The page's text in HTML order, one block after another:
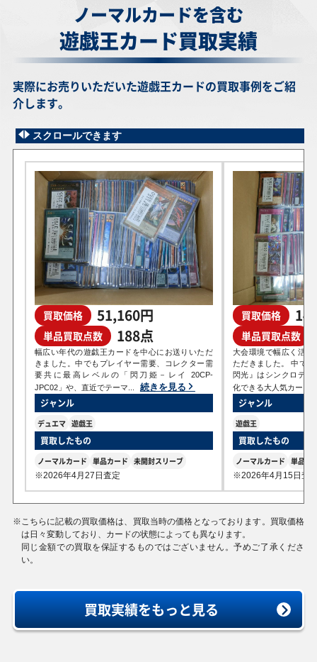
ノーマルカードを含む
遊戯王カード買取実績
実際にお売りいただいた遊戯王カードの買取事例をご紹
介します。
スクロールできます
買取価格 51,160円
単品買取点数 188点
幅広い年代の遊戯王カードを中心にお送りいただ
きました。中でもプレイヤー需要、コレクター需
要共に最高レベルの「閃刀姫－レイ 20CP-
JPC02」や、直近でテーマ...
続きを見る
ジャンル
デュエマ 遊戯王
買取したもの
ノーマルカード 単品カード 未開封スリーブ
※2026年4月27日査定
買取価格
単品買取点数
大会環境で幅広く活躍
ただきました。 中で
閃光』はシンクロデッ
化できる大人気カード
ジャンル
遊戯王
買取したもの
ノーマルカード 単品カ
※2026年4月15日査
※こちらに記載の買取価格は、買取当時の価格となっております。買取価格
は日々変動しており、カードの状態によっても異なります。
同じ金額での買取を保証するものではございません。予めご了承くださ
い。
買取実績をもっと見る